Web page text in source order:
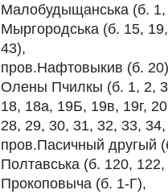
Малобудыщанська (б. 1,
Мыргородська (б. 15,
43),
пров.Нафтовыкив (б.
Олены Пчилкы (б. 1, 2,
18, 18а, 19Б, 19в, 19г,
28, 29, 30, 31, 32, 33,
пров.Пасичный другый
Полтавська (б. 120,
Прокоповыча (б. 1-Г),